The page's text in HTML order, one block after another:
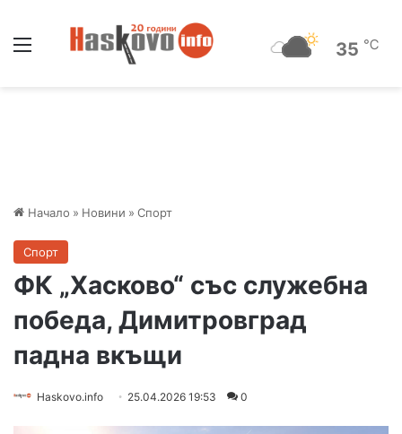
35 ℃
Начало » Новини » Спорт
Спорт
ФК „Хасково“ със служебна
победа, Димитровград
падна вкъщи
Haskovo.info 25.04.2026 19:53 0